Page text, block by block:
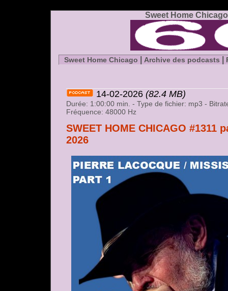
Sweet Home
Sweet Home Chicago Archive des podcasts
14-02-2026 (82.4 MB)
Durée: 1:00:00 min. - Type de fichier: mp3 -
Fréquence: 48000 Hz
SWEET HOME CHICAGO #1311
2026